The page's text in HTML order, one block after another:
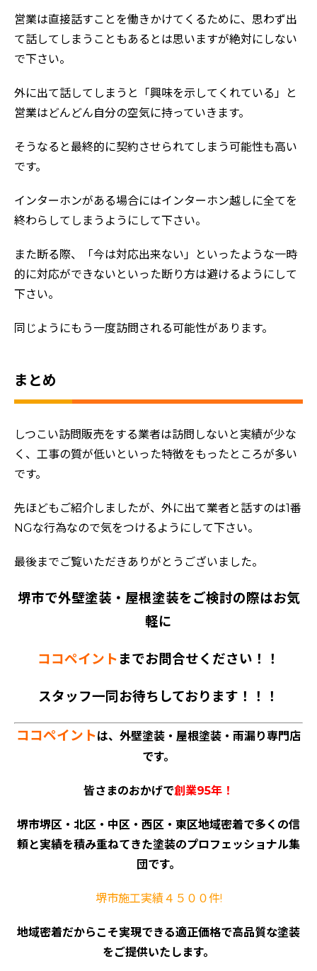
営業は直接話すことを働きかけてくるために、思わず出
て話してしまうこともあるとは思いますが絶対にしない
で下さい。
外に出て話してしまうと「興味を示してくれている」と
営業はどんどん自分の空気に持っていきます。
そうなると最終的に契約させられてしまう可能性も高い
です。
インターホンがある場合にはインターホン越しに全てを
終わらしてしまうようにして下さい。
また断る際、「今は対応出来ない」といったような一時
的に対応ができないといった断り方は避けるようにして
下さい。
同じようにもう一度訪問される可能性があります。
まとめ
しつこい訪問販売をする業者は訪問しないと実績が少な
く、工事の質が低いといった特徴をもったところが多い
です。
先ほどもご紹介しましたが、外に出て業者と話すのは1番
NGな行為なので気をつけるようにして下さい。
最後までご覧いただきありがとうございました。
堺市で外壁塗装・屋根塗装をご検討の際はお気
軽に
ココペイント までお問合せください！！
スタッフ一同お待ちしております！！！
ココペイントは、外壁塗装・屋根塗装・雨漏り専門店
です。
皆さまのおかげで創業95年！
堺市堺区・北区・中区・西区・東区地域密着で多くの信
頼と実績を積み重ねてきた塗装のプロフェッショナル集
団です。
堺市施工実績４５００件!
地域密着だからこそ実現できる適正価格で高品質な塗装
をご提供いたします。